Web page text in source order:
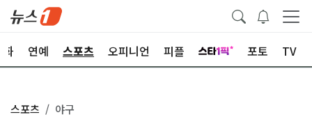
화 연예 스포츠 오피니언 피플 포토 TV
스포츠 야구